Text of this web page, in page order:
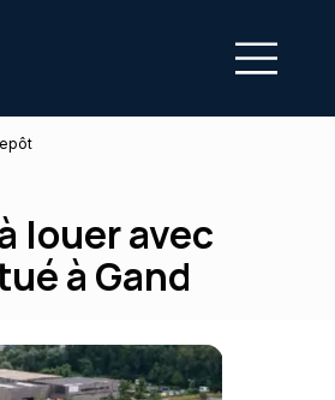
louer avec
à Gand